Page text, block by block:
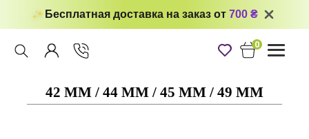
Бесплатная доставка на заказ от 700 ₴
0
Toggle
42 ММ / 44 ММ / 45 ММ / 49 ММ